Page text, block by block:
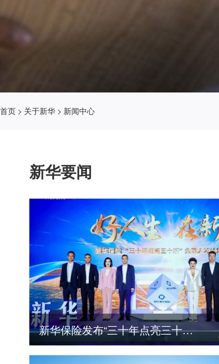
首页 > 关于新华 > 新闻中心
新华要闻
新华保险发布“三十年点亮三十城”全国人才计划